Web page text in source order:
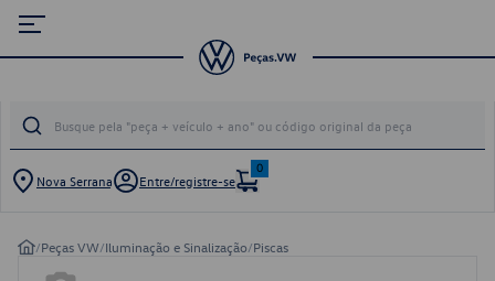
Nova Serrana Entre/registre-se
0
/Peças VW/Iluminação e Sinalização/Piscas